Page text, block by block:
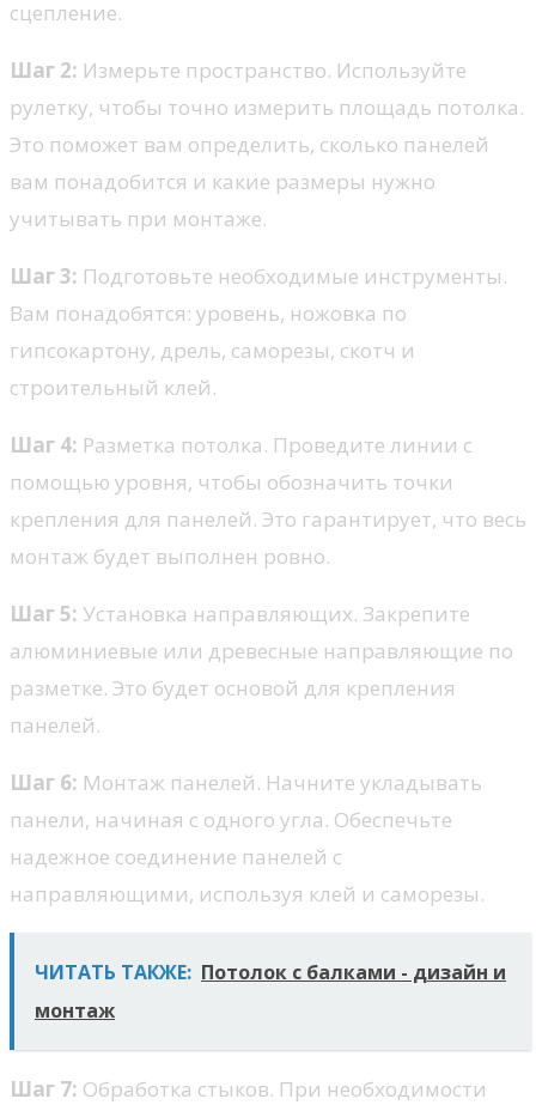
сцепление.
Шаг 2: Измерьте пространство. Используйте
рулетку, чтобы точно измерить площадь потолка.
Это поможет вам определить, сколько панелей
вам понадобится и какие размеры нужно
учитывать при монтаже.
Шаг 3: Подготовьте необходимые инструменты.
Вам понадобятся: уровень, ножовка по
гипсокартону, дрель, саморезы, скотч и
строительный клей.
Шаг 4: Разметка потолка. Проведите линии с
помощью уровня, чтобы обозначить точки
крепления для панелей. Это гарантирует, что весь
монтаж будет выполнен ровно.
Шаг 5: Установка направляющих. Закрепите
алюминиевые или древесные направляющие по
разметке. Это будет основой для крепления
панелей.
Шаг 6: Монтаж панелей. Начните укладывать
панели, начиная с одного угла. Обеспечьте
надежное соединение панелей с
направляющими, используя клей и саморезы.
ЧИТАТЬ ТАКЖЕ: Потолок с балками - дизайн и
монтаж
Шаг 7: Обработка стыков. При необходимости